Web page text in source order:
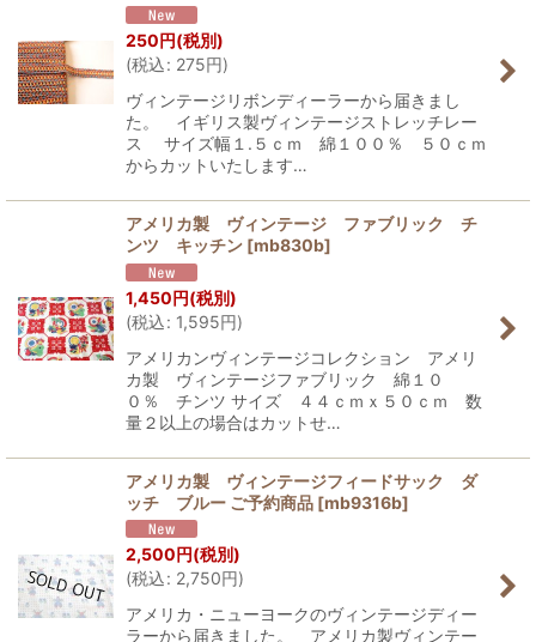
250円(税別)
(税込: 275円)
ヴィンテージリボンディーラーから届きまし
た。 イギリス製ヴィンテージストレッチレー
ス サイズ幅１.５ｃｍ 綿１００％ ５０ｃｍ
からカットいたします…
アメリカ製 ヴィンテージ ファブリック チ
ンツ キッチン [mb830b]
1,450円(税別)
(税込: 1,595円)
アメリカンヴィンテージコレクション アメリ
カ製 ヴィンテージファブリック 綿１０
０％ チンツ サイズ ４４ｃｍｘ５０ｃｍ 数
量２以上の場合はカットせ…
アメリカ製 ヴィンテージフィードサック ダ
ッチ ブルー ご予約商品 [mb9316b]
2,500円(税別)
(税込: 2,750円)
アメリカ・ニューヨークのヴィンテージディー
ラーから届きました。 アメリカ製ヴィンテー